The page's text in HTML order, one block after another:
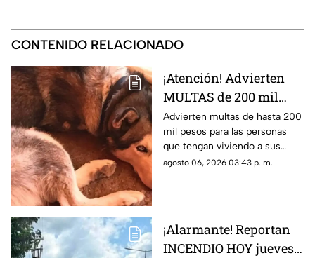
CONTENIDO RELACIONADO
¡Atención! Advierten
MULTAS de 200 mil
pesos a quienes tengan
perros y gatos en
PATIOS o azoteas; esto
se sabe
Advierten multas de hasta 200
mil pesos para las personas
que tengan viviendo a sus
perros y gatos en patios o
agosto 06, 2026 03:43 p. m.
¡Alarmante! Reportan
INCENDIO HOY jueves 6